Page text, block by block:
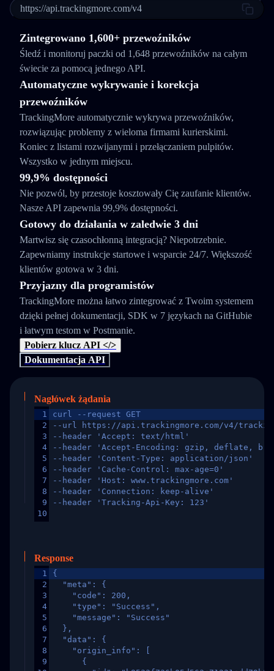
https://api.trackingmore.com/v4
Zintegrowano 1,600+ przewoźników
Śledź i monitoruj paczki od 1,648 przewoźników na całym
świecie za pomocą jednego API.
Automatyczne wykrywanie i korekcja
przewoźników
TrackingMore automatycznie wykrywa przewoźników,
rozwiązując problemy z wieloma firmami kurierskimi.
Koniec z listami rozwijanymi i przełączaniem pulpitów.
Wszystko w jednym miejscu.
99,9% dostępności
Nie pozwól, by przestoje kosztowały Cię zaufanie klientów.
Nasze API zapewnia 99,9% dostępności.
Gotowy do działania w zaledwie 3 dni
Martwisz się czasochłonną integracją? Niepotrzebnie.
Zapewniamy instrukcje startowe i wsparcie 24/7. Większość
klientów gotowa w 3 dni.
Przyjazny dla programistów
TrackingMore można łatwo zintegrować z Twoim systemem
dzięki pełnej dokumentacji, SDK w 7 językach na GitHubie
i łatwym testom w Postmanie.
Pobierz klucz API </>
Dokumentacja API
Nagłówek żądania
1
2
3
4
5
6
7
8
9
10
curl --request GET
--url https://api.trackingmore.com/v4/trackings/
--header 'Accept: text/html'
--header 'Accept-Encoding: gzip, deflate,
--header 'Content-Type: application/json'
--header 'Cache-Control: max-age=0'
--header 'Host: www.trackingmore.com'
--header 'Connection: keep-alive'
--header 'Tracking-Api-Key: 123'
Response
1
2
3
4
5
6
7
8
9
{
  "meta": {
    "code": 200,
    "type": "Success",
    "message": "Success"
  },
  "data": {
    "origin_info": [
      {